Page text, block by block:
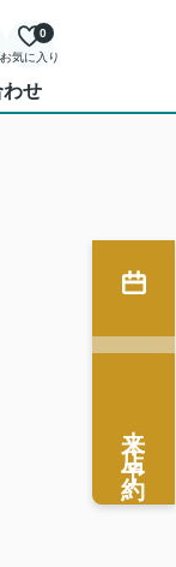
お気に入り
0
せ
来店予約